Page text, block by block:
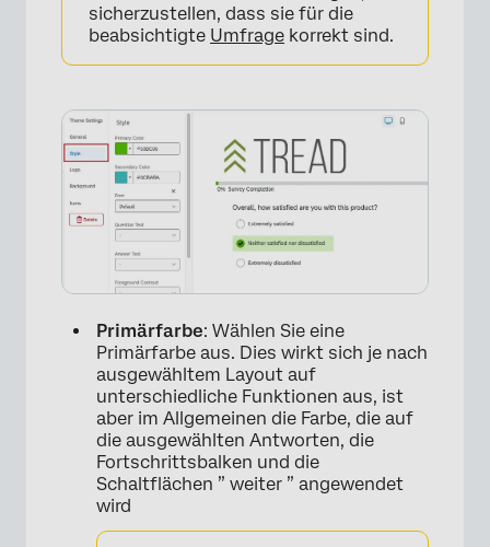
×
sicherzustellen, dass sie für die
beabsichtigte Umfrage korrekt sind.
Primärfarbe: Wählen Sie eine
Primärfarbe aus. Dies wirkt sich je nach
ausgewähltem Layout auf
unterschiedliche Funktionen aus, ist
aber im Allgemeinen die Farbe, die auf
die ausgewählten Antworten, die
Fortschrittsbalken und die
Schaltflächen ” weiter ” angewendet
wird